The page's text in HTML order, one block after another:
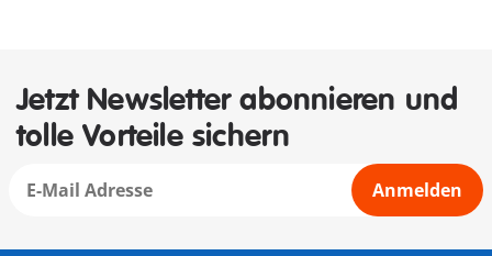
Jetzt Newsletter abonnieren und
tolle Vorteile sichern
Anmelden